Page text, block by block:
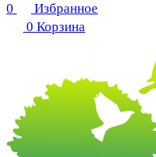
0
Избранное
0 Корзина